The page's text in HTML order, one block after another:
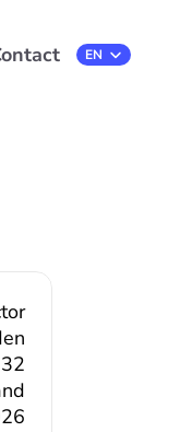
Select Language
EN
32